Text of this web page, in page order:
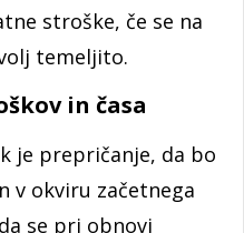
stroške, če se na
temeljito.
in časa
je prepričanje, da bo
v okviru začetnega
se pri obnovi